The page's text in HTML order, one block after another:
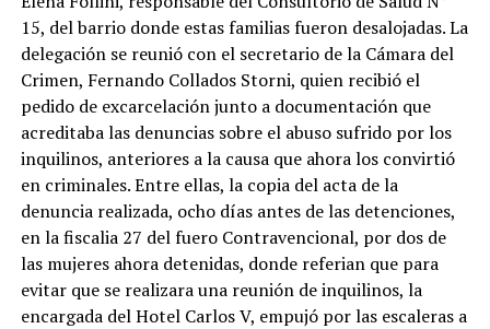
15, del barrio donde estas familias fueron desalojadas. La
delegación se reunió con el secretario de la Cámara del
Crimen, Fernando Collados Storni, quien recibió el
pedido de excarcelación junto a documentación que
acreditaba las denuncias sobre el abuso sufrido por los
inquilinos, anteriores a la causa que ahora los convirtió
en criminales. Entre ellas, la copia del acta de la
denuncia realizada, ocho días antes de las detenciones,
en la fiscalia 27 del fuero Contravencional, por dos de
las mujeres ahora detenidas, donde referian que para
evitar que se realizara una reunión de inquilinos, la
encargada del Hotel Carlos V, empujó por las escaleras a